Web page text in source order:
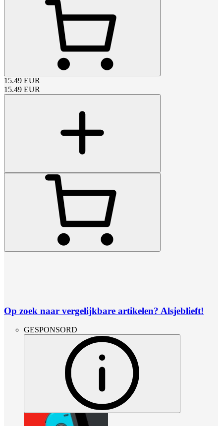
15.49 EUR
15.49 EUR
Op zoek naar vergelijkbare artikelen? Alsjeblieft!
GESPONSORD